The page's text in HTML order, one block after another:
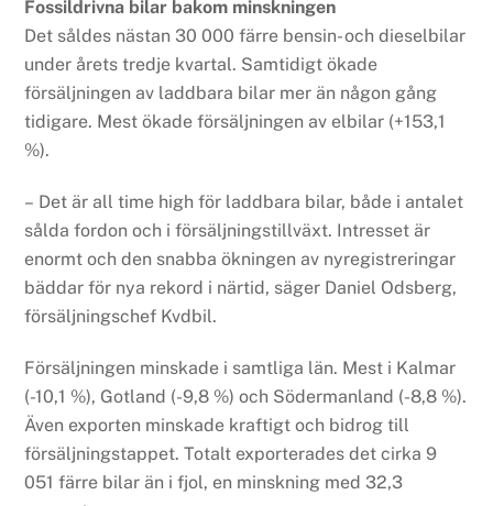
Fossildrivna bilar bakom minskningen
Det såldes nästan 30 000 färre bensin- och dieselbilar
under årets tredje kvartal. Samtidigt ökade
försäljningen av laddbara bilar mer än någon gång
tidigare. Mest ökade försäljningen av elbilar (+153,1
%).
– Det är all time high för laddbara bilar, både i antalet
sålda fordon och i försäljningstillväxt. Intresset är
enormt och den snabba ökningen av nyregistreringar
bäddar för nya rekord i närtid, säger Daniel Odsberg,
försäljningschef Kvdbil.
Försäljningen minskade i samtliga län. Mest i Kalmar
(-10,1 %), Gotland (-9,8 %) och Södermanland (-8,8 %).
Även exporten minskade kraftigt och bidrog till
försäljningstappet. Totalt exporterades det cirka 9
051 färre bilar än i fjol, en minskning med 32,3